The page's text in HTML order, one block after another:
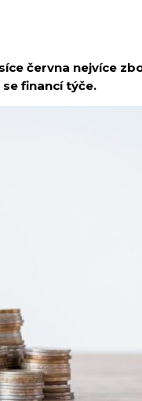
června nejvíce
financí týče.